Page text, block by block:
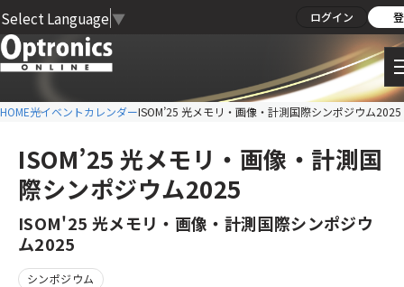
Select Language ▼ ログイン
HOME光イベントカレンダーISOM’25 光メモリ・画像・計測国際シンポジウム2025
ISOM’25 光メモリ・画像・計測国
際シンポジウム2025
ISOM'25 光メモリ・画像・計測国際シンポジウ
ム2025
シンポジウム